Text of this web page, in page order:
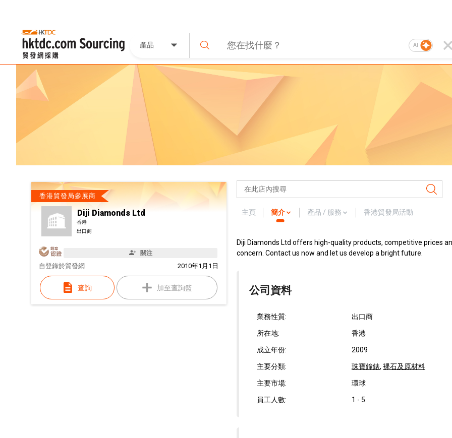
產品 AI
香港貿發局參展商
Diji Diamonds Ltd
香港
出口商
關注
自 2010年1月1日
登錄於貿發網
查詢 加至查詢籃
主頁 簡介 產品 / 服務 香港貿發局活動
Diji Diamonds Ltd offers high-quality products, competitive prices
concern. Contact us now and let us develop a bright future.
公司資料
業務性質: 出口商
所在地: 香港
成立年份: 2009
主要分類: 珠寶鐘錶, 裸石及原材料
主要市場: 環球
員工人數: 1 - 5